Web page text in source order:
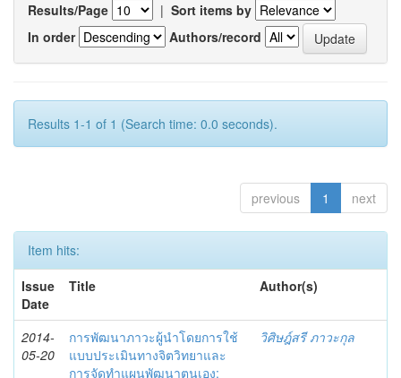
Results/Page | Sort items by
In order
Authors/record
Results 1-1 of 1 (Search time: 0.0 seconds).
previous 1 next
Item hits:
Issue
Date
Title Author(s)
2014-
05-20
การพัฒนาภาวะผู้นำโดยการใช้
แบบประเมินทางจิตวิทยาและ
การจัดทำแผนพัฒนาตนเอง:
วิศิษฎ์สรี ภาวะกุล